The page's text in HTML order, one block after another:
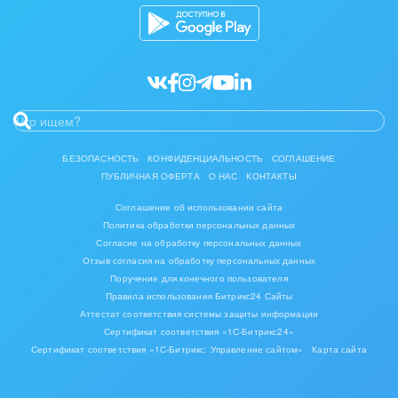
БЕЗОПАСНОСТЬ КОНФИДЕНЦИАЛЬНОСТЬ
СОГЛАШЕНИЕ
ПУБЛИЧНАЯ ОФЕРТА
О НАС КОНТАКТЫ
Соглашение об использовании сайта
Политика обработки персональных данных
Согласие на обработку персональных данных
Отзыв согласия на обработку персональных данных
Поручение для конечного пользователя
Правила использования Битрикс24 Сайты
Аттестат соответствия системы защиты информации
Сертификат соответствия «1С-Битрикс24»
Сертификат соответствия «1С-Битрикс: Управление сайтом»
Карта сайта